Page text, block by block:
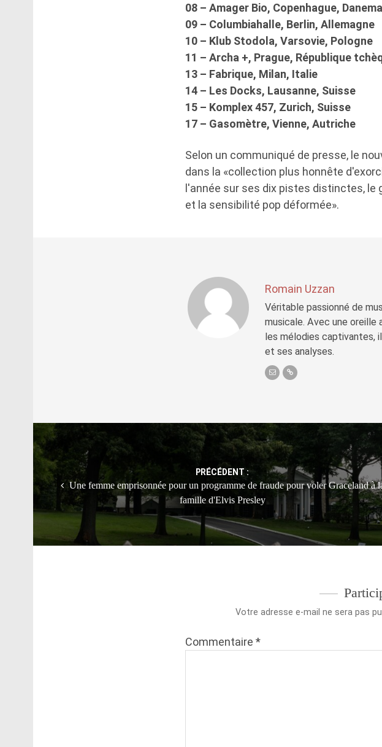
08 – Amager Bio, Copenhague,
09 – Columbiahalle, Berlin, Allemagne
10 – Klub Stodola, Varsovie, Pologne
11 – Archa +, Prague, République
13 – Fabrique, Milan, Italie
14 – Les Docks, Lausanne, Suisse
15 – Komplex 457, Zurich, Suisse
17 – Gasomètre, Vienne, Autriche
Selon un communiqué de presse, le
dans la «collection plus honnête
l'année sur ses dix pistes distinctes, le
et la sensibilité pop déformée».
Romain Uzzan
Véritable passionné de
musicale. Avec une
les mélodies captivantes,
et ses analyses.
Post
navigation
PRÉCÉDENT :
Une femme emprisonnée pour un programme de fraude pour voler Graceland à
famille d'Elvis Presley
Votre adresse e-mail ne sera pas
Commentaire *